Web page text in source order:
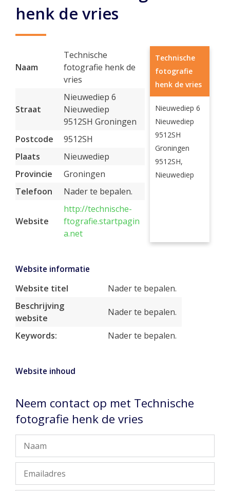
henk de vries
Naam
Technische
fotografie henk de
vries
Straat
Nieuwediep 6
Nieuwediep
9512SH Groningen
Postcode
9512SH
Plaats
Nieuwediep
Provincie
Groningen
Telefoon
Nader te bepalen.
Website
http://technische-
ftografie.startpagin
a.net
Technische
fotografie
henk de vries
Nieuwediep 6
Nieuwediep
9512SH
Groningen
9512SH,
Nieuwediep
Website informatie
Website titel
Nader te bepalen.
Beschrijving
website
Nader te bepalen.
Keywords: Nader te bepalen.
Website inhoud
Neem contact op met Technische
fotografie henk de vries